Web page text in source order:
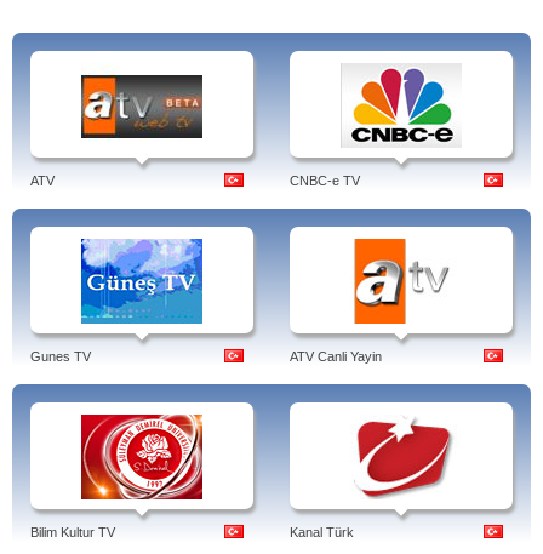
ATV CNBC-e TV
Gunes TV ATV Canli Yayin
Bilim Kultur TV Kanal Türk